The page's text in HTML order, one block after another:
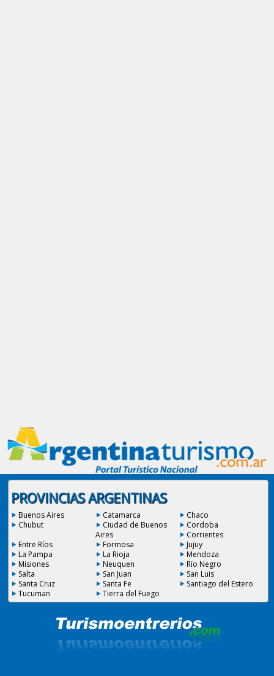
PROVINCIAS ARGENTINAS
Buenos Aires Catamarca
Chaco
Chubut
Ciudad de Buenos
Aires
Cordoba
Corrientes
Entre Ríos
Formosa
Jujuy
La Pampa
La Rioja
Mendoza
Misiones
Neuquen
Río Negro
Salta
San Juan
San Luis
Santa Cruz
Santa Fe
Santiago del Estero
Tucuman
Tierra del Fuego